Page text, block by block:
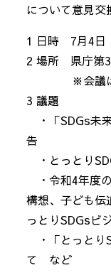
について意見交
1 日時 7月4日
2 場所 県庁第
※会議はリ
3 議題
・「SDGs未
告
・とっとり
・令和4年度
構想、子ども伝
っとりSDGsビ
・「とっとり
て など